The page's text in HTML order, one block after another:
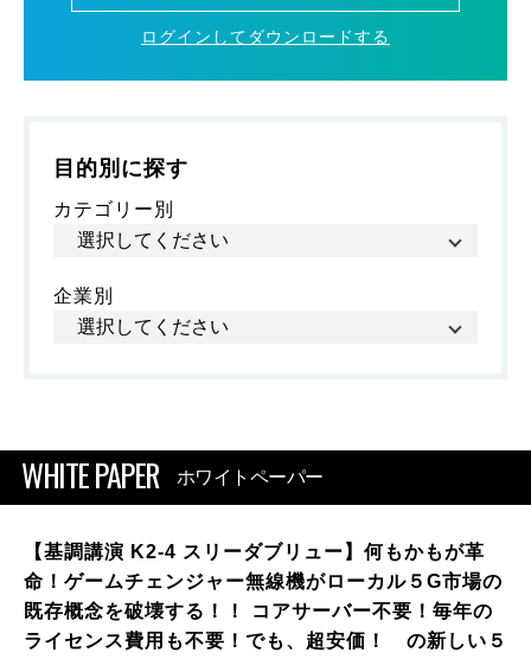
ログインしてダウンロードする
目的別に探す
カテゴリー別
企業別
WHITE PAPER ホワイトペーパー
【基調講演 K2-4 スリーダブリュー】何もかもが革
命！ゲームチェンジャー無線機がローカル５G市場の
既存概念を破壊する！！ コアサーバー不要！毎年の
ライセンス費用も不要！でも、超安価！ の新しい５